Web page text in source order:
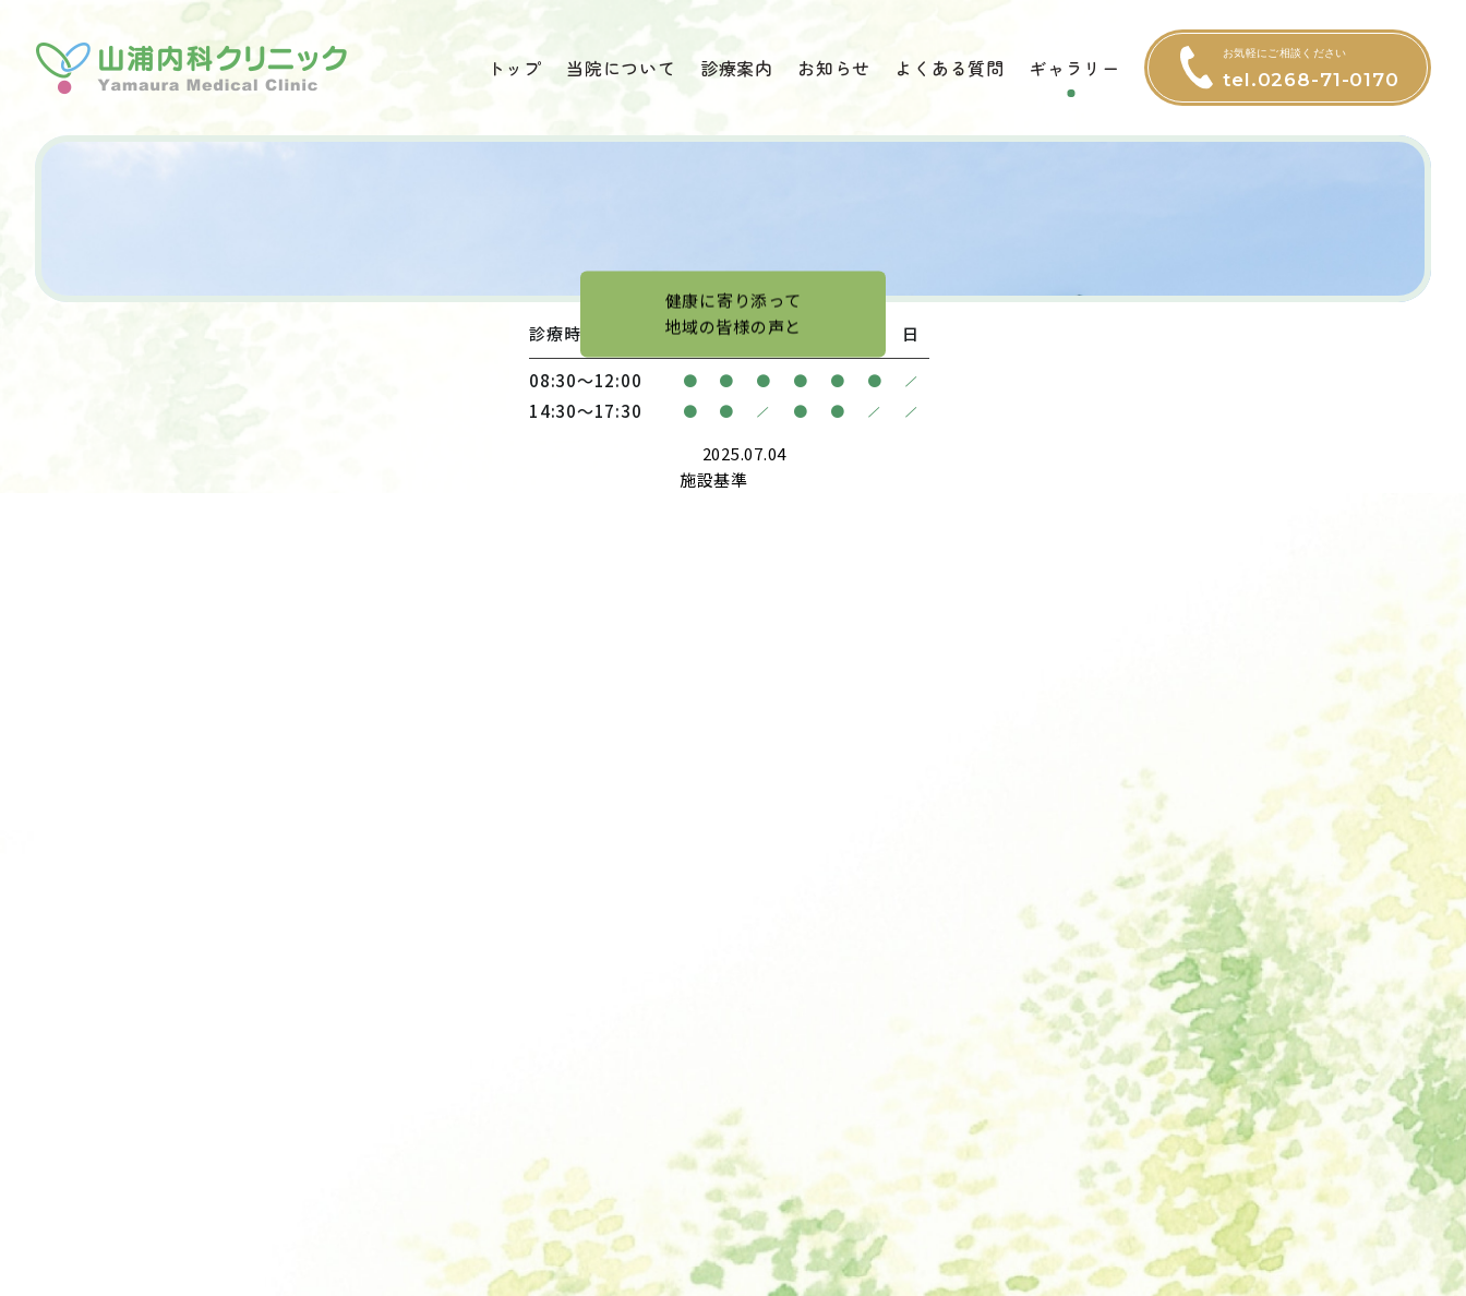
トップ 当院について 診療案内 お知らせ よくある質問 ギャラリー
お気軽にご相談ください
tel.0268-71-0170
健康に寄り添って
地域の皆様の声と
診療時間 月 火 水 木 日
08:30〜12:00 ● ● ● ● ● ● /
14:30〜17:30 ● ● / ● ● / /
2025.07.04
施設基準